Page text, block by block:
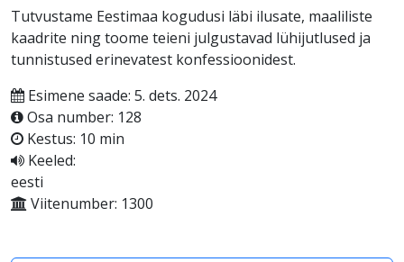
Tutvustame Eestimaa kogudusi läbi ilusate, maaliliste
kaadrite ning toome teieni julgustavad lühijutlused ja
tunnistused erinevatest konfessioonidest.
Esimene saade: 5. dets. 2024
Osa number: 128
Kestus: 10 min
Keeled:
eesti
Viitenumber: 1300